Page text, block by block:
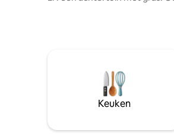
voor 8 personen en inclusief
golfkarretje en strandspullen.
zachte slaapkamers. Slechts
minuten, 1/10 mijl, van het
restaurants en winkels -
gezinnen of vrienden die op
van de mooiste buurten van
Keuken